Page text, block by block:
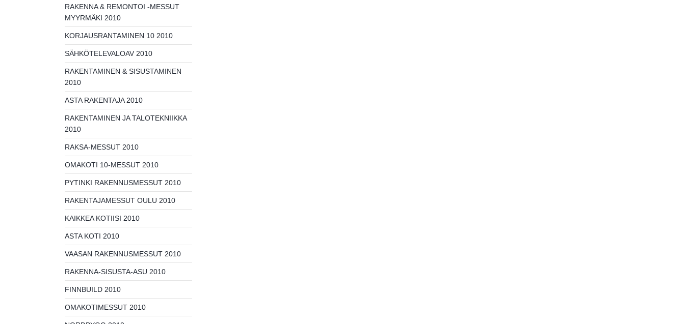
RAKENNA & REMONTOI -MESSUT
MYYRMÄKI 2010
KORJAUSRANTAMINEN 10 2010
SÄHKÖTELEVALOAV 2010
RAKENTAMINEN & SISUSTAMINEN
2010
ASTA RAKENTAJA 2010
RAKENTAMINEN JA TALOTEKNIIKKA
2010
RAKSA-MESSUT 2010
OMAKOTI 10-MESSUT 2010
PYTINKI RAKENNUSMESSUT 2010
RAKENTAJAMESSUT OULU 2010
KAIKKEA KOTIISI 2010
ASTA KOTI 2010
VAASAN RAKENNUSMESSUT 2010
RAKENNA-SISUSTA-ASU 2010
FINNBUILD 2010
OMAKOTIMESSUT 2010